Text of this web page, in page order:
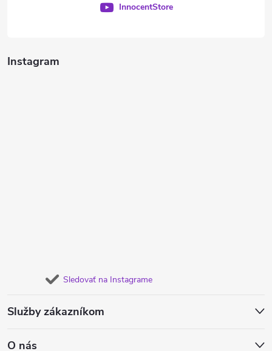
Instagram
Sledovať na Instagrame
Služby zákazníkom
O nás
InnocentStore